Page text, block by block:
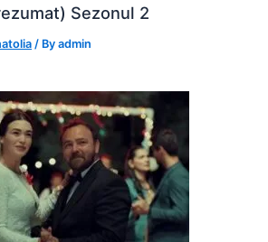
Sezonul 2
/ Byadmin